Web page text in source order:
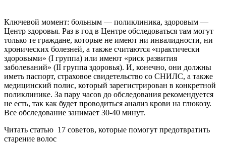
Ключевой момент: больным — поликлиника, здоровым —
Центр здоровья. Раз в год в Центре обследоваться там могут
только те граждане, которые не имеют ни инвалидности, ни
хронических болезней, а также считаются «практически
здоровыми» (I группа) или имеют «риск развития
заболеваний» (II группа здоровья). И, конечно, они должны
иметь паспорт, страховое свидетельство со СНИЛС, а также
медицинский полис, который зарегистрирован в конкретной
поликлинике. За пару часов до обследования рекомендуется
не есть, так как будет проводиться анализ крови на глюкозу.
Все обследование занимает 30-40 минут.
Читать статью 17 советов, которые помогут предотвратить
старение волос